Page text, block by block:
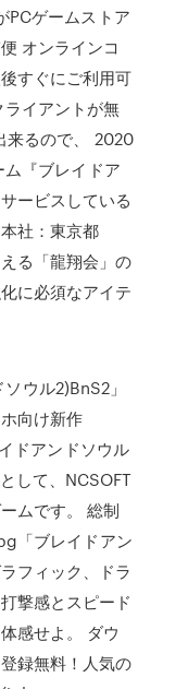
PCゲームストア
オンラインコ
すぐにご利用可
イアントが無
来るので、 2020
『ブレイドア
ービスしている
社：東京都
る「龍翔会」の
に必須なアイテ
ウル2)BnS2」
向け新作
ドアンドソウル
して、NCSOFT
ムです。 総制
「ブレイドアン
フィック、ドラ
撃感とスピード
感せよ。 ダウ
録無料！人気の